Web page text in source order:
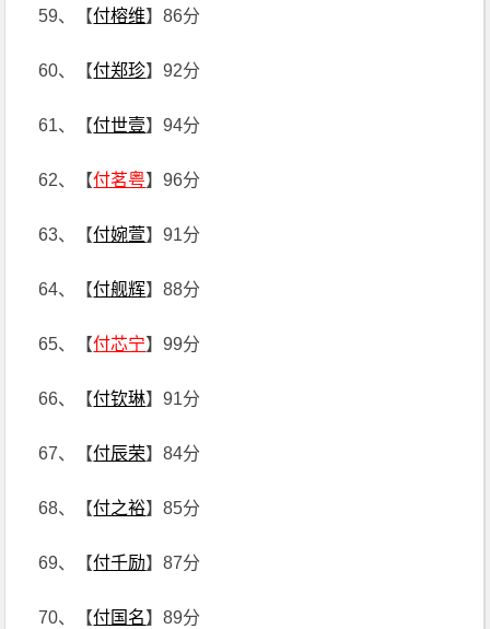
59、【付榕维】86分
60、【付郑珍】92分
61、【付世壹】94分
62、【付茗粤】96分
63、【付婉萱】91分
64、【付舰辉】88分
65、【付芯宁】99分
66、【付钦琳】91分
67、【付辰荣】84分
68、【付之裕】85分
69、【付千励】87分
70、【付国名】89分